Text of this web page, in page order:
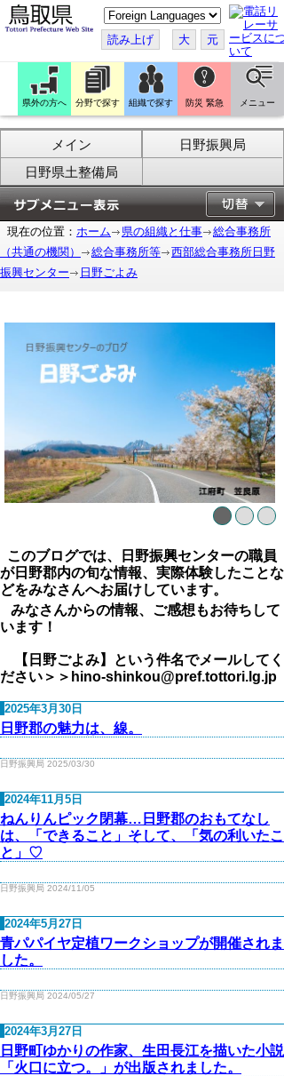
こ
の
ペ
ー
ジ
翻
訳
す
る
読み上げ 大 元
県外の方へ 分野で探す 組織で探す 防災 緊急 メニュー
メイン
日野振興局
日野県土整備局
現在の位置： ホーム 県の組織と仕事
総合事務所
（共通の機関）
総合事務所等
西部総合事務所日野
振興センター
日野ごよみ
このブログでは、日野振興センターの職員
が日野郡内の旬な情報、実際体験したことな
どをみなさんへお届けしています。
みなさんからの情報、ご感想もお待ちして
います！
【日野ごよみ】という件名でメールしてく
ださい＞＞hino-shinkou@pref.tottori.lg.jp
2025年3月30日
日野郡の魅力は、線。
日野振興局 2025/03/30
2024年11月5日
ねんりんピック閉幕…日野郡のおもてなし
は、「できること」そして、「気の利いたこ
と」♡
日野振興局 2024/11/05
2024年5月27日
青パパイヤ定植ワークショップが開催されま
した。
日野振興局 2024/05/27
2024年3月27日
日野町ゆかりの作家、生田長江を描いた小説
「火口に立つ。」が出版されました。